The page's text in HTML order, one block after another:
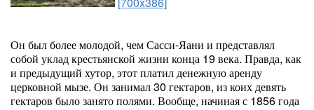
Он был более молодой, чем Сасси-Яани и представлял
собой уклад крестьянской жизни конца 19 века. Правда, как
и предыдущий хутор, этот платил денежную аренду
церковной мызе. Он занимал 30 гектаров, из коих девять
гектаров было занято полями. Вообще, начиная с 1856 года